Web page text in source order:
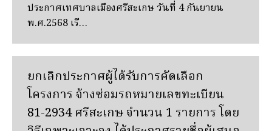
ประกาศเทศบาลเมืองศรีสะเกษ วันที่ 4 กันยายน
พ.ศ.2568 เรื…
ยกเลิกประกาศผู้ได้รับการคัดเลือก
โครงการ จ้างซ่อมรถหมายเลขทะเบียน
81-2934 ศรีสะเกษ จํานวน 1 รายการ โดย